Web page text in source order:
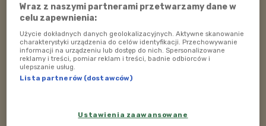
były trudne czasy... - podkreśliła Jeannette Kalyta,
A więcej na ten temat można posłuchać w zapisie
rozmowy:
POSŁUCHAJ
Wraz z naszymi partnerami przetwarzamy dane w
celu zapewnienia:
Użycie dokładnych danych geolokalizacyjnych. Aktywne skanowanie
charakterystyki urządzenia do celów identyfikacji. Przechowywanie
informacji na urządzeniu lub dostęp do nich. Spersonalizowane
reklamy i treści, pomiar reklam i treści, badnie odbiorców i
ulepszanie usług.
Lista partnerów (dostawców)
Ustawienia zaawansowane